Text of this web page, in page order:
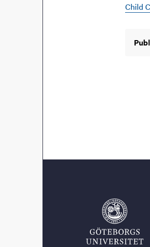
Child